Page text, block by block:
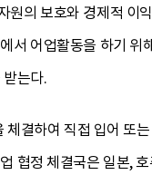
의 보호와 경제적
서 어업활동을 하기
는다.
결하여 직접 입어 또
협정 체결국은 일본,